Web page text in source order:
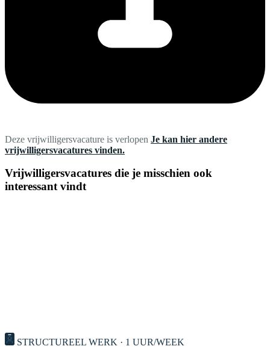
Deze vrijwilligersvacature is verlopen Je kan hier andere
vrijwilligersvacatures vinden.
Vrijwilligersvacatures die je misschien ook
interessant vindt
STRUCTUREEL WERK · 1 UUR/WEEK